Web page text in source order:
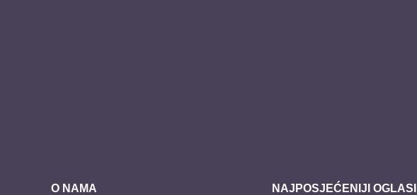
O NAMA NAJPOSJEĆENIJI OGLASI